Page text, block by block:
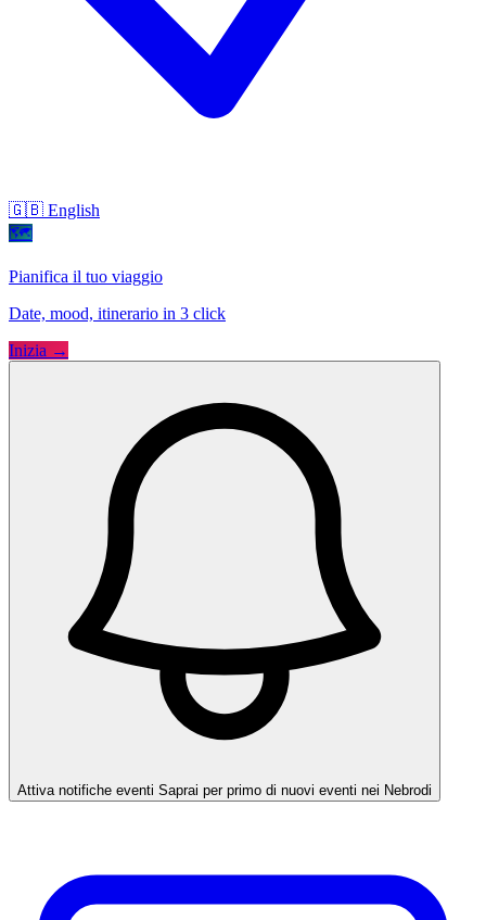
🇬🇧 English
🗺
Pianifica il tuo viaggio
Date, mood, itinerario in 3 click
Inizia →
Attiva notifiche eventi Saprai per primo di nuovi eventi nei Nebrodi